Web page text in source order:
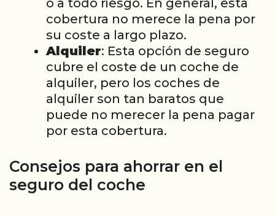
cobertura no merece la pena por
su coste a largo plazo.
Alquiler: Esta opción de seguro
cubre el coste de un coche de
alquiler, pero los coches de
alquiler son tan baratos que
puede no merecer la pena pagar
por esta cobertura.
Consejos para ahorrar en el
seguro del coche